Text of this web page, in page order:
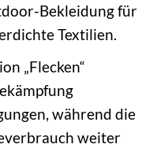
Bekleidung für
Textilien.
„Flecken“
während die
weiter